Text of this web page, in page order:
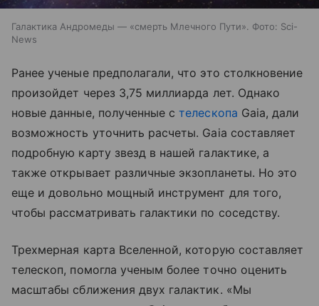
Галактика Андромеды — «смерть Млечного Пути». Фото: Sci-
News
Ранее ученые предполагали, что это столкновение
произойдет через 3,75 миллиарда лет. Однако
новые данные, полученные стелескопа Gaia, дали
возможность уточнить расчеты. Gaia составляет
подробную карту звезд в нашей галактике, а
также открывает различные экзопланеты. Но это
еще и довольно мощный инструмент для того,
чтобы рассматривать галактики по соседству.
Трехмерная карта Вселенной, которую составляет
телескоп, помогла ученым более точно оценить
масштабы сближения двух галактик. «Мы